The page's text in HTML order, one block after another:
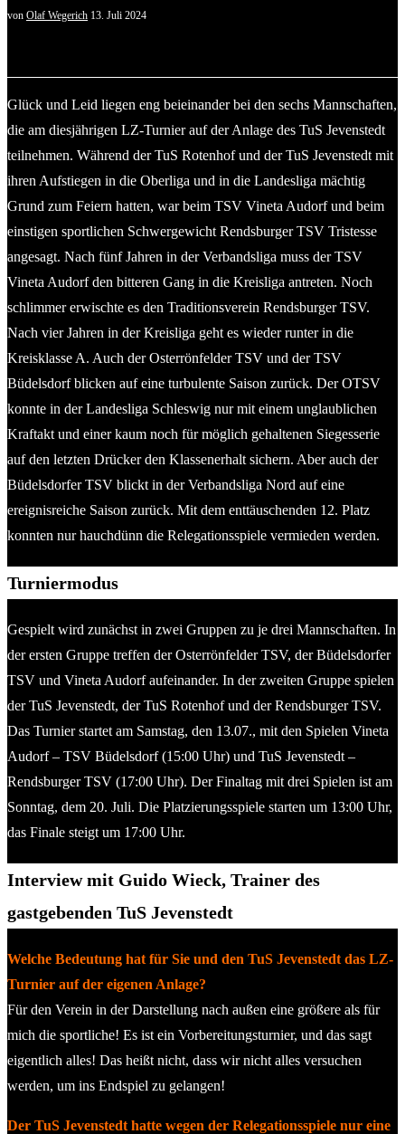
von Olaf Wegerich 13. Juli 2024
Glück und Leid liegen eng beieinander bei den sechs Mannschaften,
die am diesjährigen LZ-Turnier auf der Anlage des TuS Jevenstedt
teilnehmen. Während der TuS Rotenhof und der TuS Jevenstedt mit
ihren Aufstiegen in die Oberliga und in die Landesliga mächtig
Grund zum Feiern hatten, war beim TSV Vineta Audorf und beim
einstigen sportlichen Schwergewicht Rendsburger TSV Tristesse
angesagt. Nach fünf Jahren in der Verbandsliga muss der TSV
Vineta Audorf den bitteren Gang in die Kreisliga antreten. Noch
schlimmer erwischte es den Traditionsverein Rendsburger TSV.
Nach vier Jahren in der Kreisliga geht es wieder runter in die
Kreisklasse A. Auch der Osterrönfelder TSV und der TSV
Büdelsdorf blicken auf eine turbulente Saison zurück. Der OTSV
konnte in der Landesliga Schleswig nur mit einem unglaublichen
Kraftakt und einer kaum noch für möglich gehaltenen Siegesserie
auf den letzten Drücker den Klassenerhalt sichern. Aber auch der
Büdelsdorfer TSV blickt in der Verbandsliga Nord auf eine
ereignisreiche Saison zurück. Mit dem enttäuschenden 12. Platz
konnten nur hauchdünn die Relegationsspiele vermieden werden.
Turniermodus
Gespielt wird zunächst in zwei Gruppen zu je drei Mannschaften. In
der ersten Gruppe treffen der Osterrönfelder TSV, der Büdelsdorfer
TSV und Vineta Audorf aufeinander. In der zweiten Gruppe spielen
der TuS Jevenstedt, der TuS Rotenhof und der Rendsburger TSV.
Das Turnier startet am Samstag, den 13.07., mit den Spielen Vineta
Audorf – TSV Büdelsdorf (15:00 Uhr) und TuS Jevenstedt –
Rendsburger TSV (17:00 Uhr). Der Finaltag mit drei Spielen ist am
Sonntag, dem 20. Juli. Die Platzierungsspiele starten um 13:00 Uhr,
das Finale steigt um 17:00 Uhr.
Interview mit Guido Wieck, Trainer des
gastgebenden TuS Jevenstedt
Welche Bedeutung hat für Sie und den TuS Jevenstedt das LZ-
Turnier auf der eigenen Anlage?
Für den Verein in der Darstellung nach außen eine größere als für
mich die sportliche! Es ist ein Vorbereitungsturnier, und das sagt
eigentlich alles! Das heißt nicht, dass wir nicht alles versuchen
werden, um ins Endspiel zu gelangen!
Der TuS Jevenstedt hatte wegen der Relegationsspiele nur eine